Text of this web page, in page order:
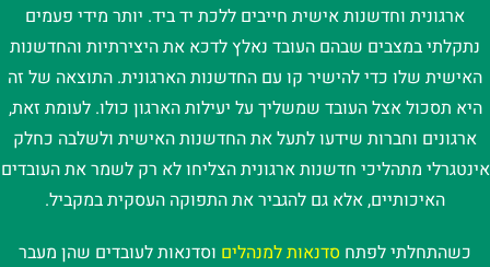
ארגונית וחדשנות אישית חייבים ללכת יד ביד. יותר מידי פעמים
נתקלתי במצבים שבהם העובד נאלץ לדכא את היצירתיות והחדשנות
האישית שלו כדי להישיר קו עם החדשנות הארגונית. התוצאה של זה
היא תסכול אצל העובד שמשליך על יעילות הארגון כולו. לעומת זאת,
ארגונים וחברות שידעו לתעל את החדשנות האישית ולשלבה כחלק
אינטגרלי מתהליכי חדשנות ארגונית הצליחו לא רק לשמר את העובדים
האיכותיים, אלא גם להגביר את התפוקה העסקית במקביל.
כשהתחלתי לפתח סדנאות למנהלים וסדנאות לעובדים שהן מעבר